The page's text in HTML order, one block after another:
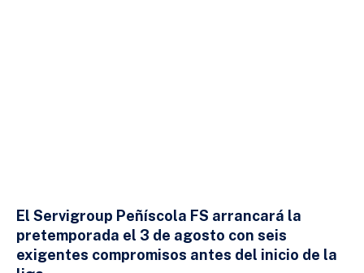
El Servigroup Peñíscola FS arrancará la
pretemporada el 3 de agosto con seis
exigentes compromisos antes del inicio de la